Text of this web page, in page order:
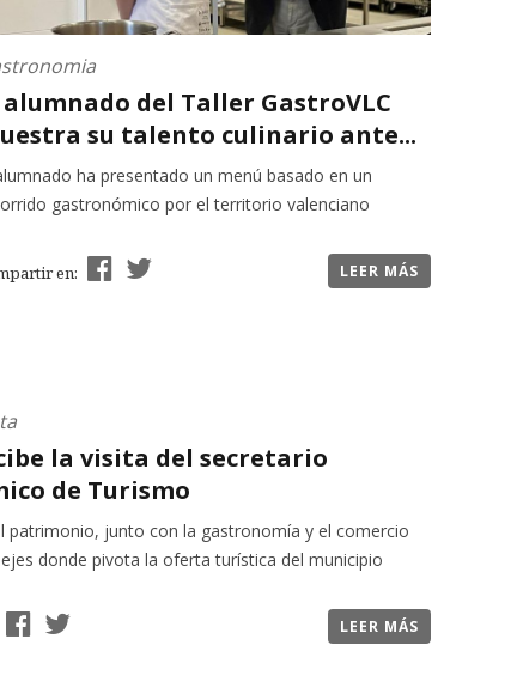
alumnado del Taller GastroVLC
su talento culinario ante...
ha presentado un menú basado en un
gastronómico por el territorio valenciano
en: LEER MÁS
la visita del secretario
de Turismo
patrimonio, junto con la gastronomía y el comercio
donde pivota la oferta turística del municipio
LEER MÁS